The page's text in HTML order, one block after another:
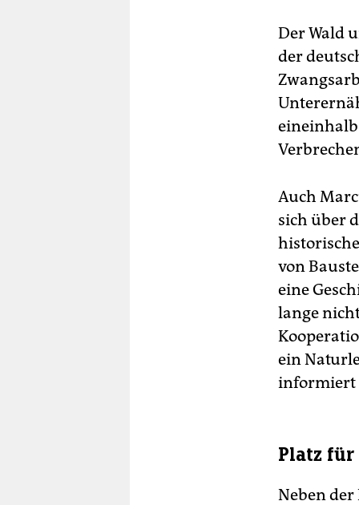
Der Wald
der
Auch
sich über
von
eine
lange
ein
informiert
Platz für
Neben